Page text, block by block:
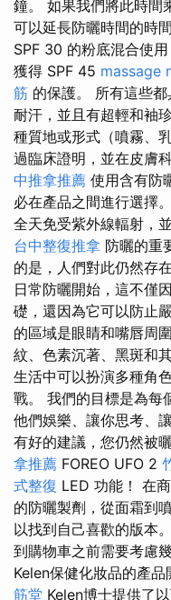
鐘。 如果我們將此時間
可以延長防曬時間的時
SPF 30 的粉底混合使
獲得 SPF 45 massage
筋 的保護。 所有這些
耐汗，並且有超輕和袖
種質地或形式（噴霧、
過臨床證明，並在皮膚
中推拿推薦 使用含有防
必在產品之間進行選擇。
全天免受紫外線輻射，
台中整復推拿 防曬的重
的是，人們對此仍然存
日常防曬開始，這不僅
礎，還因為它可以防止
的區域是眼睛和嘴唇周
紋、色素沉著、黑斑和
生活中可以扮演多種角
戰。 我們的目標是為每
他們娛樂、讓你思考、
有好的建議，您仍然被
拿推薦 FOREO UFO 2
式整復 LED 功能！ 在
的防曬製劑，從面霜到
以找到自己喜歡的版本。
到購物車之前需要考慮
Kelen保健化妝品的產
筋堂 Kelen博士提供了